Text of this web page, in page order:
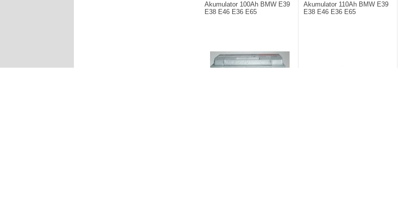
Akumulator 100Ah BMW E39
E38 E46 E36 E65
Akumulator 110Ah BMW E39
E38 E46 E36 E65